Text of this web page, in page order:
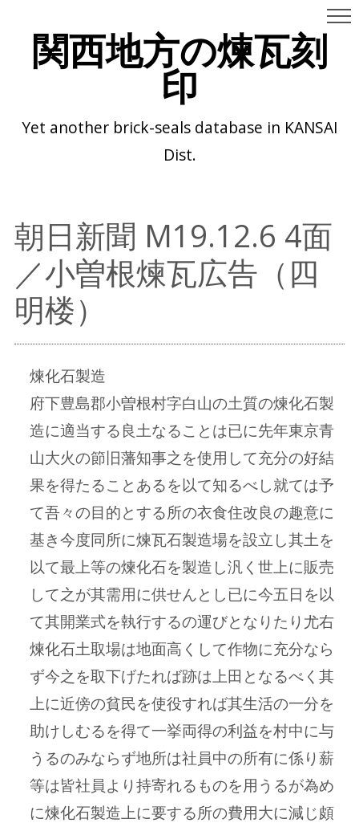
関西地方の煉瓦刻
印
Yet another brick-seals database in KANSAI
Dist.
朝日新聞 M19.12.6 4面
／小曽根煉瓦広告（四
明楼）
煉化石製造
府下豊島郡小曽根村字白山の土質の煉化石製
造に適当する良土なることは已に先年東京青
山大火の節旧藩知事之を使用して充分の好結
果を得たることあるを以て知るべし就ては予
て吾々の目的とする所の衣食住改良の趣意に
基き今度同所に煉瓦石製造場を設立し其土を
以て最上等の煉化石を製造し汎く世上に販売
して之が其需用に供せんとし已に今五日を以
て其開業式を執行するの運びとなりたり尤右
煉化石土取場は地面高くして作物に充分なら
ず今之を取下げたれば跡は上田となるべく其
上に近傍の貧民を使役すれば其生活の一分を
助けしむるを得て一挙両得の利益を村中に与
うるのみならず地所は社員中の所有に係り薪
等は皆社員より持寄れるものを用うるが為め
に煉化石製造上に要する所の費用大に減じ頗